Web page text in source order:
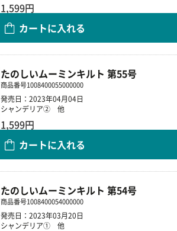
1,599円
カートに入れる
たのしいムーミンキルト 第55号
商品番号1008400055000000
発売日：2023年04月04日
シャンデリア② 他
1,599円
カートに入れる
たのしいムーミンキルト 第54号
商品番号1008400054000000
発売日：2023年03月20日
シャンデリア① 他